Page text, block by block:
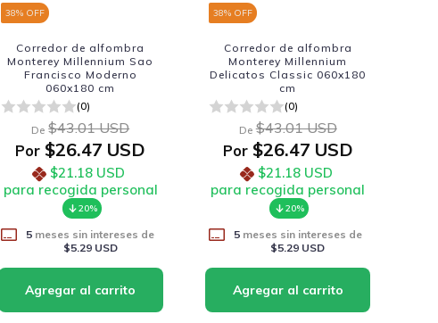
38% OFF
Corredor de alfombra
Monterey Millennium Sao
Francisco Moderno
060x180 cm
(0)
De $43.01 USD
Por $26.47 USD
$21.18 USD
para recogida personal
20%
5 meses sin intereses de
$5.29 USD
38% OFF
Corredor de alfombra
Monterey Millennium
Delicatos Classic 060x180
cm
(0)
De $43.01 USD
Por$26.47 USD
$21.18 USD
para recogida personal
20%
5meses sin intereses de
$5.29 USD